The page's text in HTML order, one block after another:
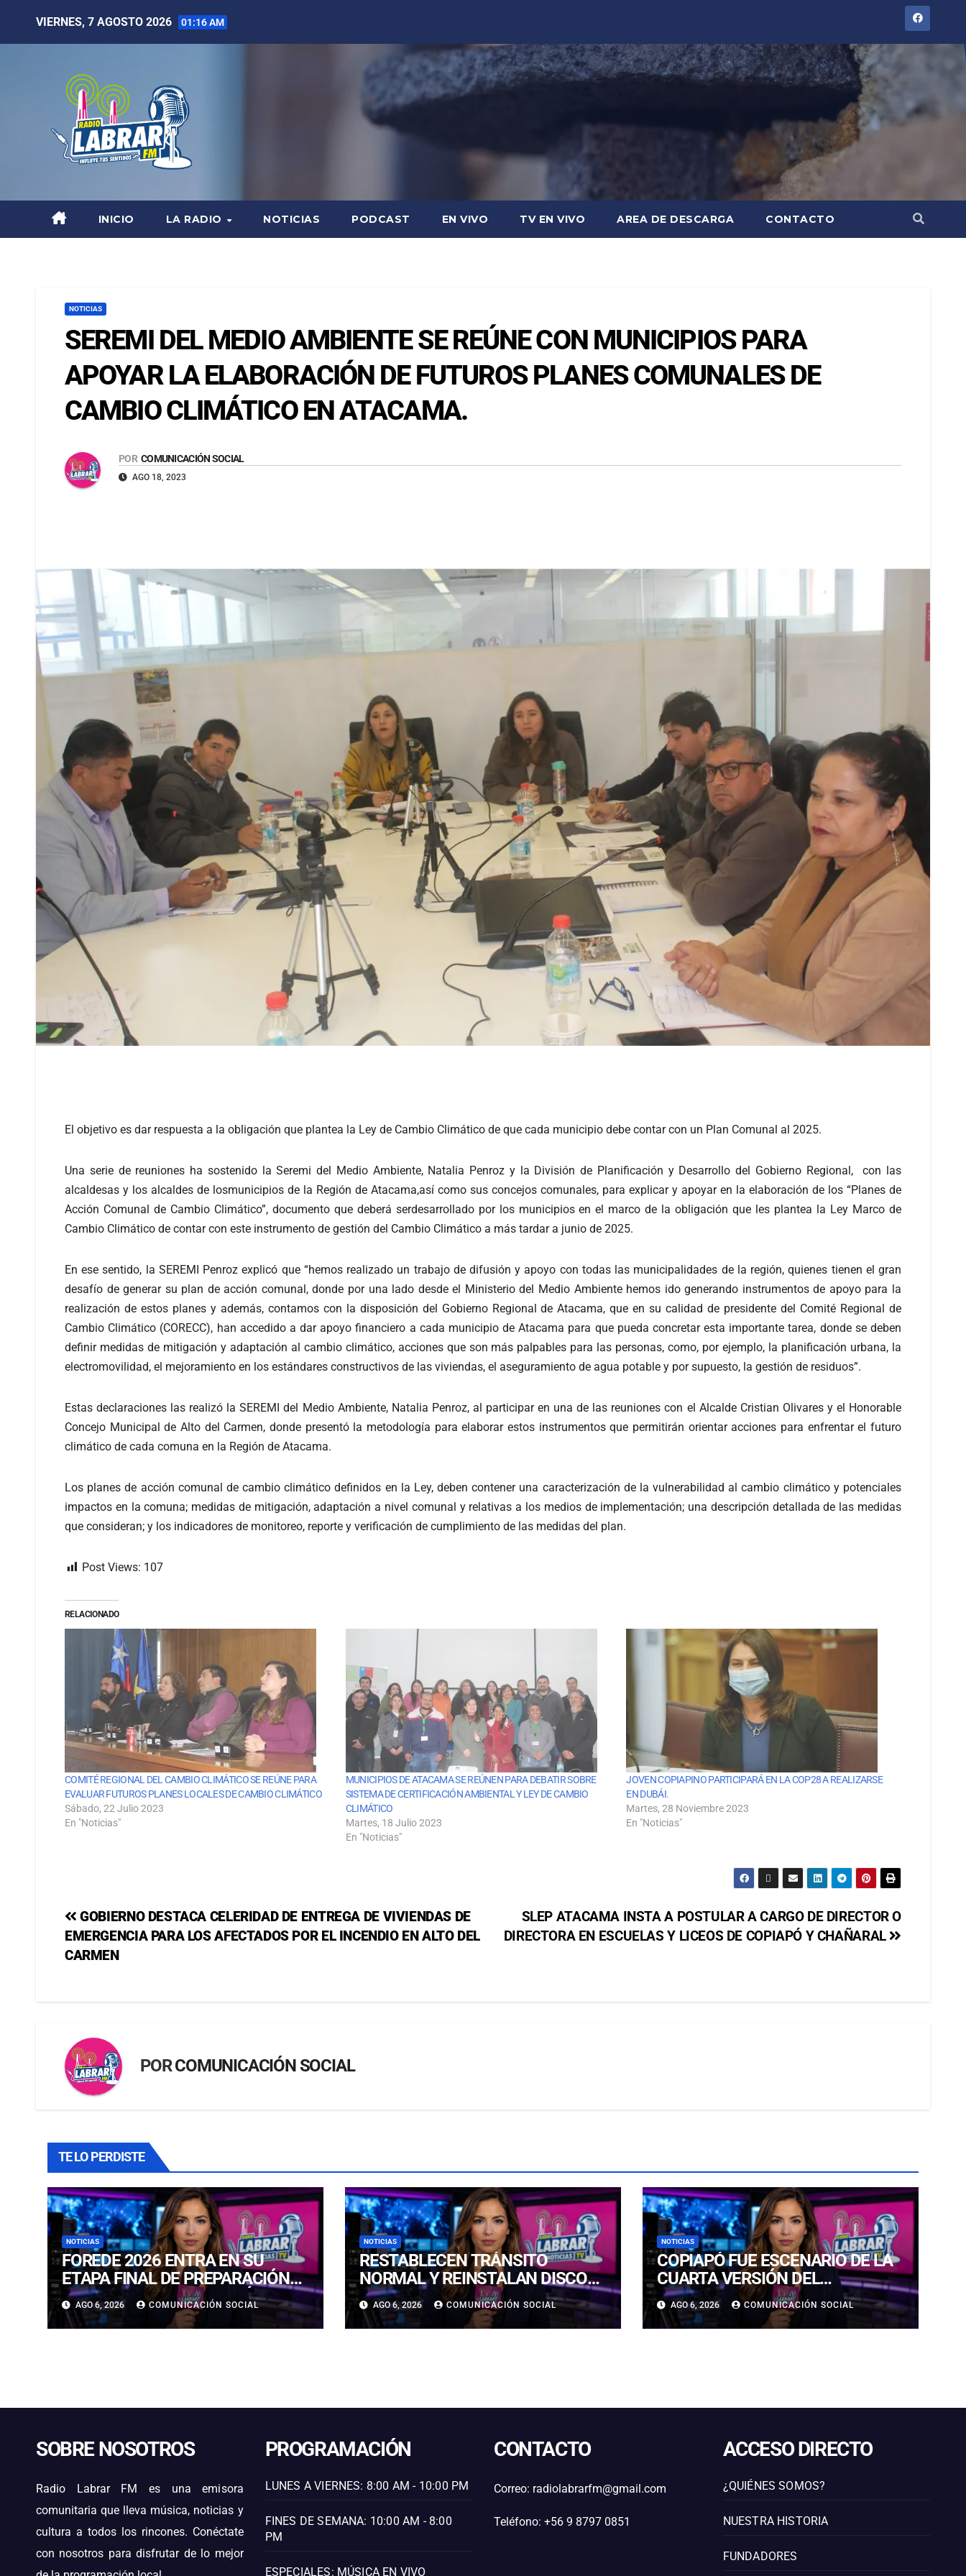
VIERNES, 7 AGOSTO 2026 01:16 AM
INICIO LA RADIO NOTICIAS PODCAST EN VIVO TV EN VIVO AREA DE DESCARGA CONTACTO
NOTICIAS
SEREMI DEL MEDIO AMBIENTE SE REÚNE CON MUNICIPIOS PARA
APOYAR LA ELABORACIÓN DE FUTUROS PLANES COMUNALES DE
CAMBIO CLIMÁTICO EN ATACAMA.
POR COMUNICACIÓN SOCIAL
AGO 18, 2023
El objetivo es dar respuesta a la obligación que plantea la Ley de Cambio Climático de que cada municipio debe contar con un Plan Comunal al 2025.
Una serie de reuniones ha sostenido la Seremi del Medio Ambiente, Natalia Penroz y la División de Planificación y Desarrollo del Gobierno Regional, con las
alcaldesas y los alcaldes de losmunicipios de la Región de Atacama,así como sus concejos comunales, para explicar y apoyar en la elaboración de los “Planes de
Acción Comunal de Cambio Climático”, documento que deberá serdesarrollado por los municipios en el marco de la obligación que les plantea la Ley Marco de
Cambio Climático de contar con este instrumento de gestión del Cambio Climático a más tardar a junio de 2025.
En ese sentido, la SEREMI Penroz explicó que “hemos realizado un trabajo de difusión y apoyo con todas las municipalidades de la región, quienes tienen el gran
desafío de generar su plan de acción comunal, donde por una lado desde el Ministerio del Medio Ambiente hemos ido generando instrumentos de apoyo para la
realización de estos planes y además, contamos con la disposición del Gobierno Regional de Atacama, que en su calidad de presidente del Comité Regional de
Cambio Climático (CORECC), han accedido a dar apoyo financiero a cada municipio de Atacama para que pueda concretar esta importante tarea, donde se deben
definir medidas de mitigación y adaptación al cambio climático, acciones que son más palpables para las personas, como, por ejemplo, la planificación urbana, la
electromovilidad, el mejoramiento en los estándares constructivos de las viviendas, el aseguramiento de agua potable y por supuesto, la gestión de residuos”.
Estas declaraciones las realizó la SEREMI del Medio Ambiente, Natalia Penroz, al participar en una de las reuniones con el Alcalde Cristian Olivares y el Honorable
Concejo Municipal de Alto del Carmen, donde presentó la metodología para elaborar estos instrumentos que permitirán orientar acciones para enfrentar el futuro
climático de cada comuna en la Región de Atacama.
Los planes de acción comunal de cambio climático definidos en la Ley, deben contener una caracterización de la vulnerabilidad al cambio climático y potenciales
impactos en la comuna; medidas de mitigación, adaptación a nivel comunal y relativas a los medios de implementación; una descripción detallada de las medidas
que consideran; y los indicadores de monitoreo, reporte y verificación de cumplimiento de las medidas del plan.
Post Views: 107
RELACIONADO
COMITÉ REGIONAL DEL CAMBIO CLIMÁTICO SE REÚNE PARA
EVALUAR FUTUROS PLANES LOCALES DE CAMBIO CLIMÁTICO
Sábado, 22 Julio 2023
En "Noticias"
MUNICIPIOS DE ATACAMA SE REÚNEN PARA DEBATIR SOBRE
SISTEMA DE CERTIFICACIÓN AMBIENTAL Y LEY DE CAMBIO
CLIMÁTICO
Martes, 18 Julio 2023
En "Noticias"
JOVEN COPIAPINO PARTICIPARÁ EN LA COP28 A REALIZARSE
EN DUBÁI.
Martes, 28 Noviembre 2023
En "Noticias"
SLEP ATACAMA INSTA A POSTULAR A CARGO DE DIRECTOR O
DIRECTORA EN ESCUELAS Y LICEOS DE COPIAPÓ Y CHAÑARAL
GOBIERNO DESTACA CELERIDAD DE ENTREGA DE VIVIENDAS DE
EMERGENCIA PARA LOS AFECTADOS POR EL INCENDIO EN ALTO DEL
CARMEN
PORCOMUNICACIÓN SOCIAL
TE LO PERDISTE
NOTICIAS
FOREDE 2026 ENTRA EN SU
ETAPA FINAL DE PREPARACIÓN
CON NUEVAS TECNOLOGÍAS DE
ACCESO Y OPORTUNIDADES
PARA ATACAMA
AGO 6, 2026 COMUNICACIÓN SOCIAL
NOTICIAS
RESTABLECEN TRÁNSITO
NORMAL Y REINSTALAN DISCO
“PARE” TRAS AVANCE DE OBRAS
EN CALLE LUIS FLORES CON
JULIO PRADO
AGO 6, 2026 COMUNICACIÓN SOCIAL
NOTICIAS
COPIAPÓ FUE ESCENARIO DE LA
CUARTA VERSIÓN DEL
CAMPEONATO REGIONAL DE
BANDAS DE GUERRA
ESTUDIANTILES
AGO 6, 2026 COMUNICACIÓN SOCIAL
SOBRE NOSOTROS
Radio Labrar FM es una emisora
comunitaria que lleva música, noticias y
cultura a todos los rincones. Conéctate
con nosotros para disfrutar de lo mejor
PROGRAMACIÓN
LUNES A VIERNES: 8:00 AM - 10:00 PM
FINES DE SEMANA: 10:00 AM - 8:00
PM
ESPECIALES: MÚSICA EN VIVO
CONTACTO
Correo: radiolabrarfm@gmail.com
Teléfono: +56 9 8797 0851
ACCESO DIRECTO
¿QUIÉNES SOMOS?
NUESTRA HISTORIA
FUNDADORES